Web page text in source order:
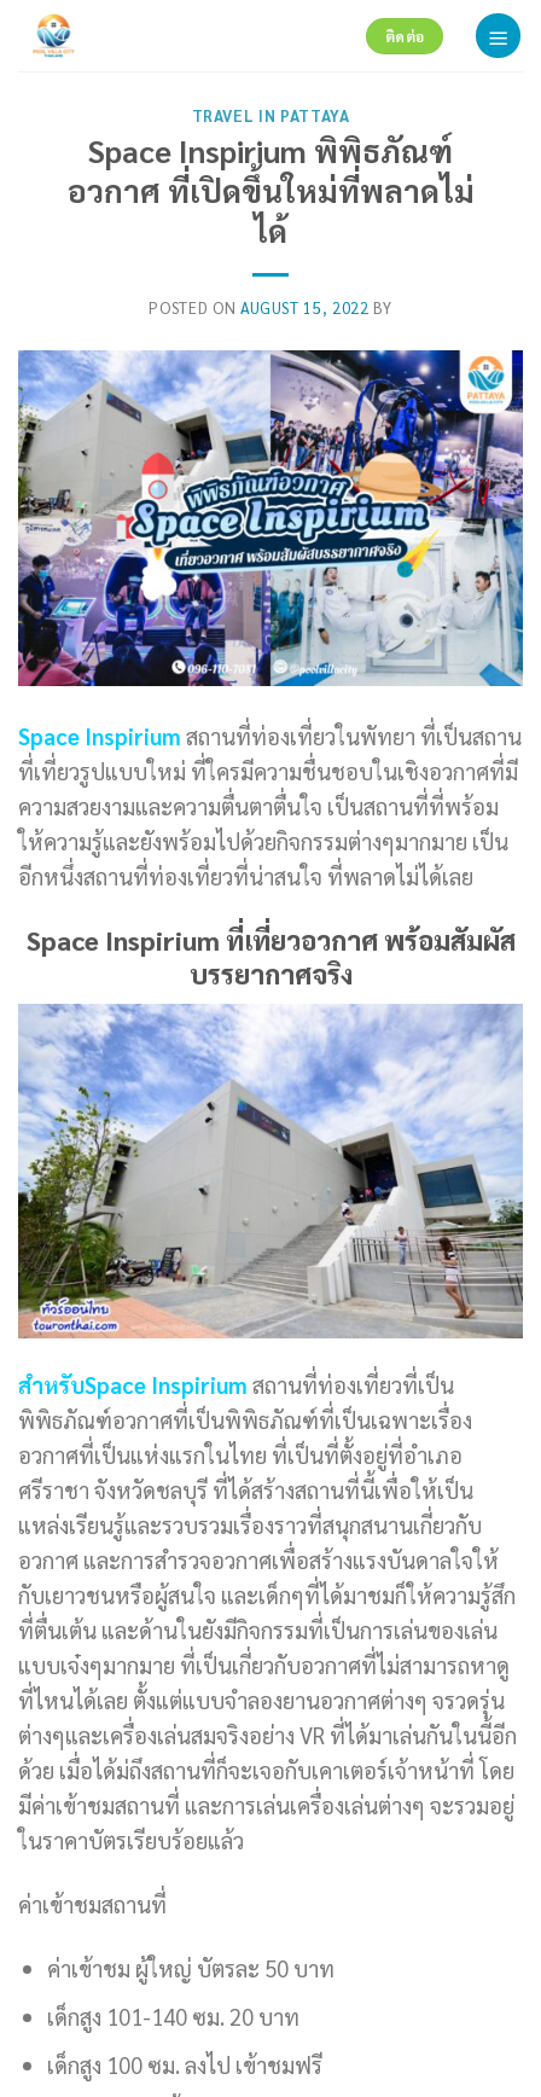
ติดต่อ
TRAVEL IN PATTAYA
Space Inspirium พิพิธภัณฑ์
อวกาศ ที่เปิดขึ้นใหม่ที่พลาดไม่
ได้
POSTED ON AUGUST 15, 2022 BY
Space Inspirium สถานที่ท่องเที่ยวในพัทยา ที่เป็นสถาน
ที่เที่ยวรูปแบบใหม่ ที่ใครมีความชื่นชอบในเชิงอวกาศที่มี
ความสวยงามและความตื่นตาตื่นใจ เป็นสถานที่ที่พร้อม
ให้ความรู้และยังพร้อมไปด้วยกิจกรรมต่างๆมากมาย เป็น
อีกหนึ่งสถานที่ท่องเที่ยวที่น่าสนใจ ที่พลาดไม่ได้เลย
Space Inspirium ที่เที่ยวอวกาศ พร้อมสัมผัส
บรรยากาศจริง
สำหรับSpace Inspirium สถานที่ท่องเที่ยวที่เป็น
พิพิธภัณฑ์อวกาศที่เป็นพิพิธภัณฑ์ที่เป็นเฉพาะเรื่อง
อวกาศที่เป็นแห่งแรกในไทย ที่เป็นที่ตั้งอยู่ที่อำเภอ
ศรีราชา จังหวัดชลบุรี ที่ได้สร้างสถานที่นี้เพื่อให้เป็น
แหล่งเรียนรู้และรวบรวมเรื่องราวที่สนุกสนานเกี่ยวกับ
อวกาศ และการสำรวจอวกาศเพื่อสร้างแรงบันดาลใจให้
กับเยาวชนหรือผู้สนใจ และเด็กๆที่ได้มาชมก็ให้ความรู้สึก
ที่ตื่นเต้น และด้านในยังมีกิจกรรมที่เป็นการเล่นของเล่น
แบบเจ๋งๆมากมาย ที่เป็นเกี่ยวกับอวกาศที่ไม่สามารถหาดู
ที่ไหนได้เลย ตั้งแต่แบบจำลองยานอวกาศต่างๆ จรวดรุ่น
ต่างๆและเครื่องเล่นสมจริงอย่าง VR ที่ได้มาเล่นกันในนี้อีก
ด้วย เมื่อได้ม่ถึงสถานที่ก็จะเจอกับเคาเตอร์เจ้าหน้าที่ โดย
มีค่าเข้าชมสถานที่ และการเล่นเครื่องเล่นต่างๆ จะรวมอยู่
ในราคาบัตรเรียบร้อยแล้ว
ค่าเข้าชมสถานที่
ค่าเข้าชม ผู้ใหญ่ บัตรละ 50 บาท
เด็กสูง 101-140 ซม. 20 บาท
เด็กสูง 100 ซม. ลงไป เข้าชมฟรี